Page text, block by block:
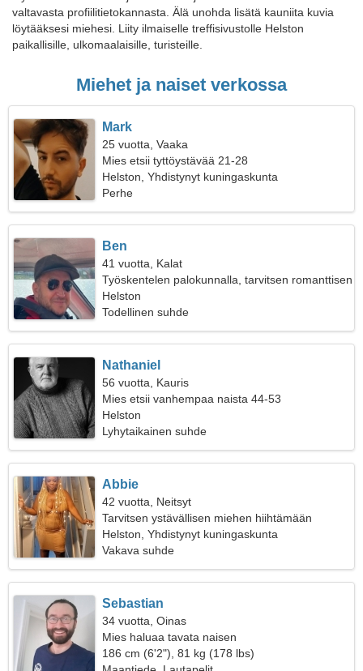
valtavasta profiilitietokannasta. Älä unohda lisätä kauniita kuvia
löytääksesi miehesi. Liity ilmaiselle treffisivustolle Helston
paikallisille, ulkomaalaisille, turisteille.
Miehet ja naiset verkossa
Mark
25 vuotta, Vaaka
Mies etsii tyttöystävää 21-28
Helston, Yhdistynyt kuningaskunta
Perhe
Ben
41 vuotta, Kalat
Työskentelen palokunnalla, tarvitsen romanttisen
naisen
Helston
Todellinen suhde
Nathaniel
56 vuotta, Kauris
Mies etsii vanhempaa naista 44-53
Helston
Lyhytaikainen suhde
Abbie
42 vuotta, Neitsyt
Tarvitsen ystävällisen miehen hiihtämään
yhdessä
Helston, Yhdistynyt kuningaskunta
Vakava suhde
Sebastian
34 vuotta, Oinas
Mies haluaa tavata naisen
186 cm (6'2"), 81 kg (178 lbs)